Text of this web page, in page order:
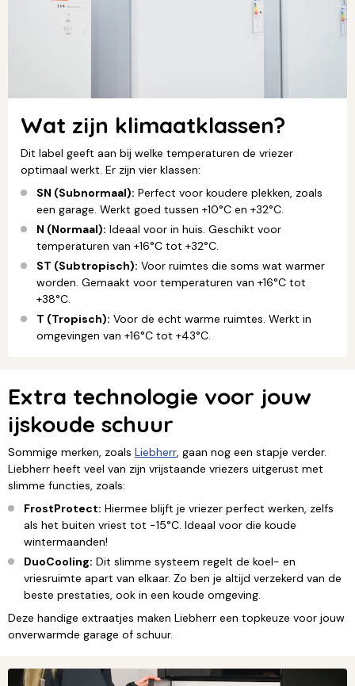
Wat zijn klimaatklassen?
Dit label geeft aan bij welke temperaturen de vriezer
optimaal werkt. Er zijn vier klassen:
SN (Subnormaal): Perfect voor koudere plekken, zoals
een garage. Werkt goed tussen +10°C en +32°C.
N (Normaal): Ideaal voor in huis. Geschikt voor
temperaturen van +16°C tot +32°C.
ST (Subtropisch): Voor ruimtes die soms wat warmer
worden. Gemaakt voor temperaturen van +16°C tot
+38°C.
T (Tropisch): Voor de echt warme ruimtes. Werkt in
omgevingen van +16°C tot +43°C.
Extra technologie voor jouw
ijskoude schuur
Sommige merken, zoals Liebherr, gaan nog een stapje verder.
Liebherr heeft veel van zijn vrijstaande vriezers uitgerust met
slimme functies, zoals:
FrostProtect: Hiermee blijft je vriezer perfect werken, zelfs
als het buiten vriest tot -15°C. Ideaal voor die koude
wintermaanden!
DuoCooling: Dit slimme systeem regelt de koel- en
vriesruimte apart van elkaar. Zo ben je altijd verzekerd van de
beste prestaties, ook in een koude omgeving.
Deze handige extraatjes maken Liebherr een topkeuze voor jouw
onverwarmde garage of schuur.